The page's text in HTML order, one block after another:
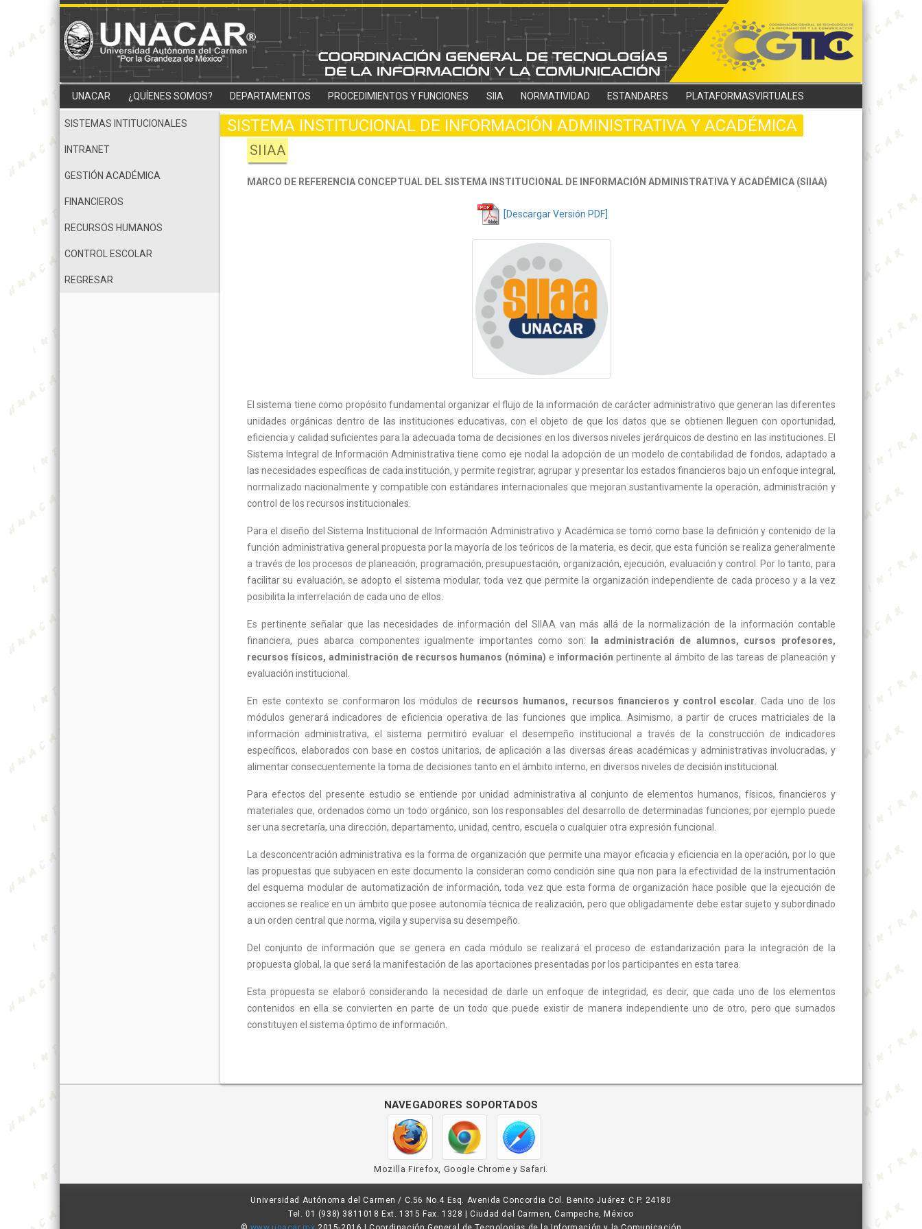
UNACAR ¿QUÍENES SOMOS? DEPARTAMENTOS PROCEDIMIENTOS Y FUNCIONES SIIA NORMATIVIDAD ESTANDARES PLATAFORMASVIRTUALES
SISTEMAS INTITUCIONALES
INTRANET
GESTIÓN ACADÉMICA
FINANCIEROS
RECURSOS HUMANOS
CONTROL ESCOLAR
REGRESAR
SISTEMA INSTITUCIONAL DE INFORMACIÓN ADMINISTRATIVA Y ACADÉMICA
SIIAA
MARCO DE REFERENCIA CONCEPTUAL DEL SISTEMA INSTITUCIONAL DE INFORMACIÓN ADMINISTRATIVA Y ACADÉMICA (SIIAA)
[Descargar Versión PDF]
El sistema tiene como propósito fundamental organizar el flujo de la información de carácter administrativo que generan las diferentes
unidades orgánicas dentro de las instituciones educativas, con el objeto de que los datos que se obtienen lleguen con oportunidad,
eficiencia y calidad suficientes para la adecuada toma de decisiones en los diversos niveles jerárquicos de destino en las instituciones. El
Sistema Integral de Información Administrativa tiene como eje nodal la adopción de un modelo de contabilidad de fondos, adaptado a
las necesidades específicas de cada institución, y permite registrar, agrupar y presentar los estados financieros bajo un enfoque integral,
normalizado nacionalmente y compatible con estándares internacionales que mejoran sustantivamente la operación, administración y
control de los recursos institucionales.
Para el diseño del Sistema Institucional de Información Administrativo y Académica se tomó como base la definición y contenido de la
función administrativa general propuesta por la mayoría de los teóricos de la materia, es decir, que esta función se realiza generalmente
a través de los procesos de planeación, programación, presupuestación, organización, ejecución, evaluación y control. Por lo tanto, para
facilitar su evaluación, se adopto el sistema modular, toda vez que permite la organización independiente de cada proceso y a la vez
posibilita la interrelación de cada uno de ellos.
Es pertinente señalar que las necesidades de información del SIIAA van más allá de la normalización de la información contable
financiera, pues abarca componentes igualmente importantes como son:
la administración de alumnos, cursos profesores,
recursos físicos, administración de recursos humanos (nómina)e información pertinente al ámbito de las tareas de planeación y
evaluación institucional.
En este contexto se conformaron los módulos de recursos humanos, recursos financieros y control escolar . Cada uno de los
módulos generará indicadores de eficiencia operativa de las funciones que implica. Asimismo, a partir de cruces matriciales de la
información administrativa, el sistema permitiró evaluar el desempeño institucional a través de la construcción de indicadores
específicos, elaborados con base en costos unitarios, de aplicación a las diversas áreas académicas y administrativas involucradas, y
alimentar consecuentemente la toma de decisiones tanto en el ámbito interno, en diversos niveles de decisión institucional.
Para efectos del presente estudio se entiende por unidad administrativa al conjunto de elementos humanos, físicos, financieros y
materiales que, ordenados como un todo orgánico, son los responsables del desarrollo de determinadas funciones; por ejemplo puede
ser una secretaría, una dirección, departamento, unidad, centro, escuela o cualquier otra expresión funcional.
La desconcentración administrativa es la forma de organización que permite una mayor eficacia y eficiencia en la operación, por lo que
las propuestas que subyacen en este documento la consideran como condición sine qua non para la efectividad de la instrumentación
del esquema modular de automatización de información, toda vez que esta forma de organización hace posible que la ejecución de
acciones se realice en un ámbito que posee autonomía técnica de realización, pero que obligadamente debe estar sujeto y subordinado
a un orden central que norma, vigila y supervisa su desempeño.
Del conjunto de información que se genera en cada módulo se realizará el proceso de estandarización para la integración de la
propuesta global, la que será la manifestación de las aportaciones presentadas por los participantes en esta tarea.
Esta propuesta se elaboró considerando la necesidad de darle un enfoque de integridad, es decir, que cada uno de los elementos
contenidos en ella se convierten en parte de un todo que puede existir de manera independiente uno de otro, pero que sumados
constituyen el sistema óptimo de información.
navegadores soportados
Mozilla Firefox, Google Chrome y Safari.
Universidad Autónoma del Carmen / C.56 No.4 Esq. Avenida Concordia Col. Benito Juárez C.P. 24180
Tel. 01 (938) 3811018 Ext. 1315 Fax. 1328 | Ciudad del Carmen, Campeche, México